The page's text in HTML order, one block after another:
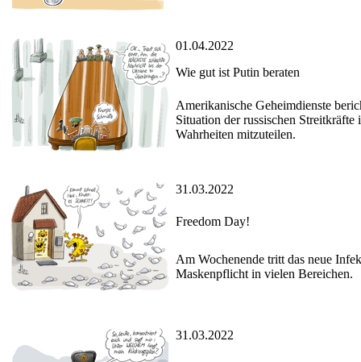
01.04.2022
Wie gut ist Putin beraten
Amerikanische Geheimdienste
Situation der russischen
Wahrheiten mitzuteilen.
31.03.2022
Freedom Day!
Am Wochenende tritt das neue
Maskenpflicht in vielen Bereichen.
31.03.2022